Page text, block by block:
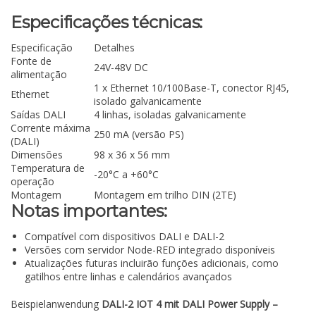
Especificações técnicas:
Especificação
Detalhes
Fonte de
alimentação
24V-48V DC
Ethernet
1 x Ethernet 10/100Base-T, conector RJ45,
isolado galvanicamente
Saídas DALI
4 linhas, isoladas galvanicamente
Corrente máxima
(DALI)
250 mA (versão PS)
Dimensões
98 x 36 x 56 mm
Temperatura de
operação
-20°C a +60°C
Montagem
Montagem em trilho DIN (2TE)
Notas importantes:
Compatível com dispositivos DALI e DALI-2
Versões com servidor Node-RED integrado disponíveis
Atualizações futuras incluirão funções adicionais, como
gatilhos entre linhas e calendários avançados
Beispielanwendung DALI-2 IOT 4 mit DALI Power Supply –